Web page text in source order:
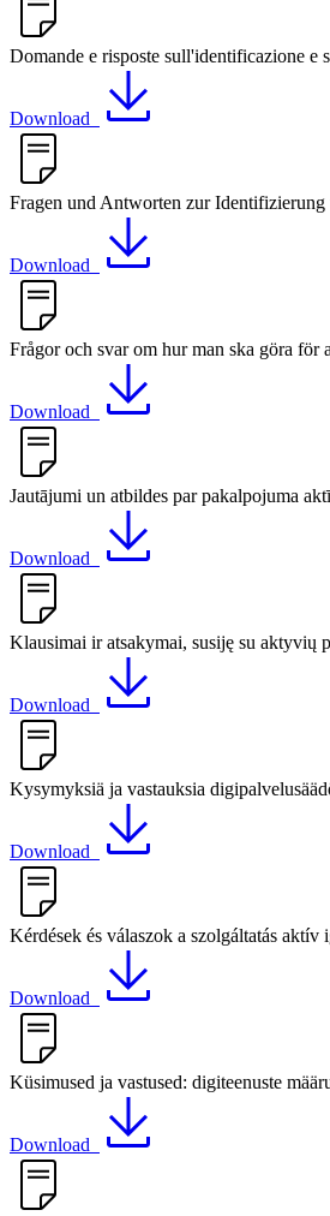
Domande e risposte sull'identificazione e
Download
Fragen und Antworten zur
Download
Frågor och svar om hur man ska göra
Download
Jautājumi un atbildes par pakalpojuma
Download
Klausimai ir atsakymai, susiję su aktyvių
Download
Kysymyksiä ja vastauksia
Download
Kérdések és válaszok a szolgáltatás aktív
Download
Küsimused ja vastused: digiteenuste
Download